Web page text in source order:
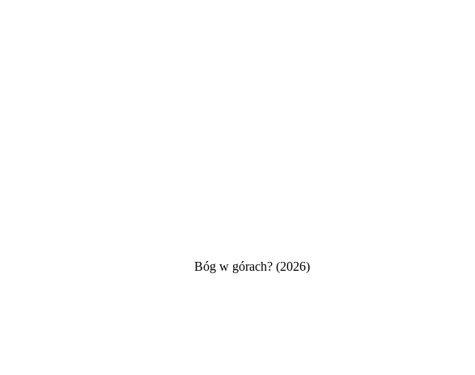
Bóg w górach? (2026)